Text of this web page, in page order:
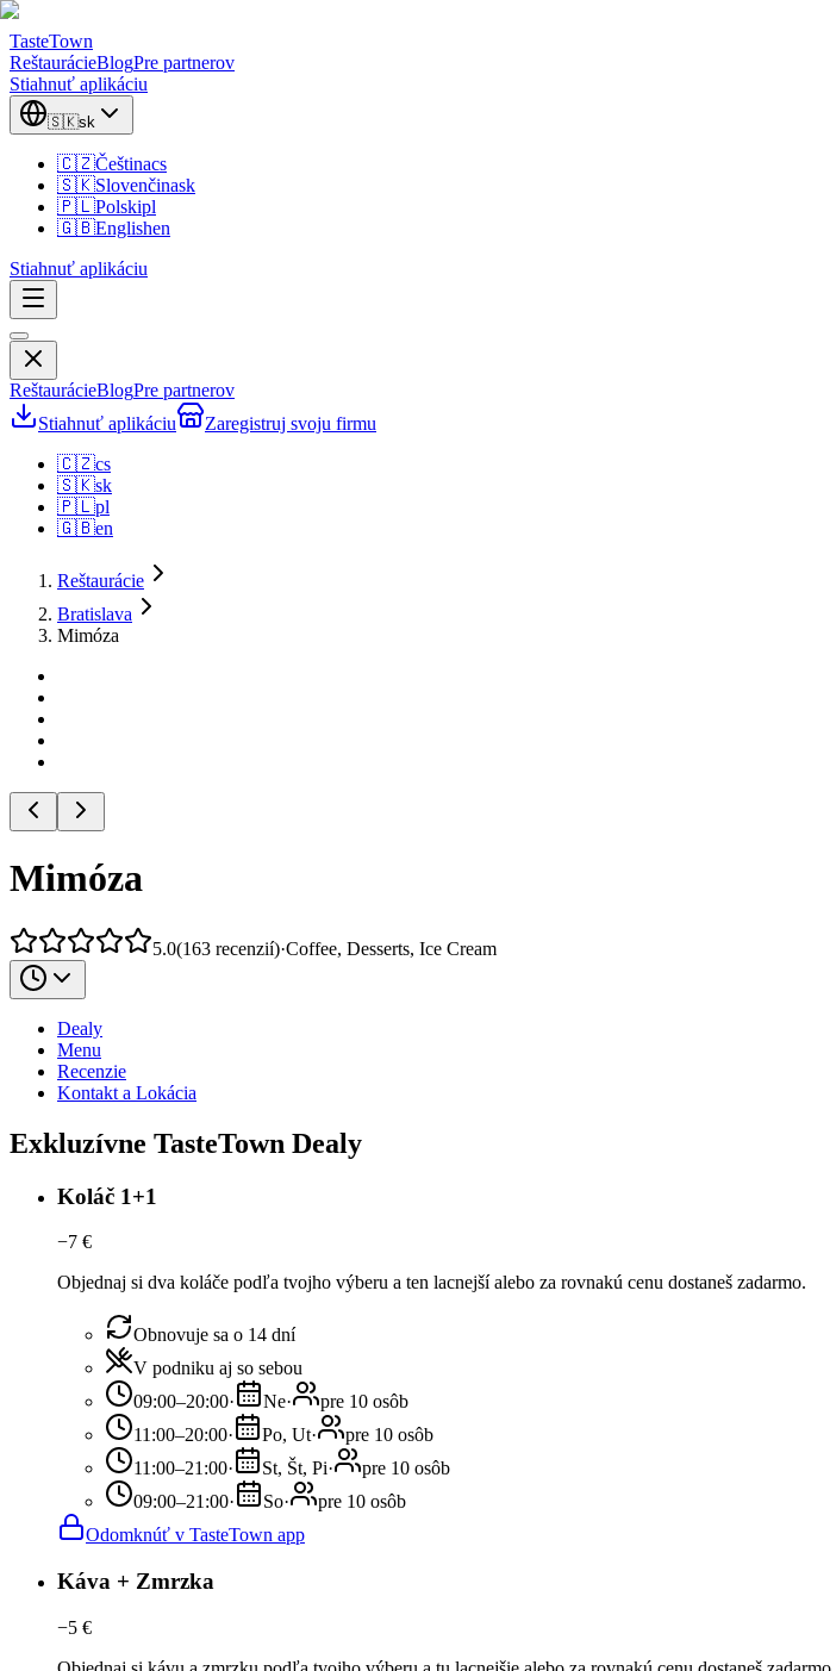
TasteTown
ReštaurácieBlogPre partnerov
Stiahnuť aplikáciu
🇸🇰sk
🇨🇿Češtinacs
🇸🇰Slovenčinask
🇵🇱Polskipl
🇬🇧Englishen
Stiahnuť aplikáciu
ReštaurácieBlogPre partnerov
Stiahnuť aplikáciu
Zaregistruj svoju firmu
🇨🇿cs
🇸🇰sk
🇵🇱pl
🇬🇧en
Reštaurácie
Bratislava
Mimóza
Mimóza
5.0(163 recenzií)·Coffee, Desserts, Ice Cream
Dealy
Menu
Recenzie
Kontakt a Lokácia
Exkluzívne TasteTown Dealy
Koláč 1+1
−7 €
Objednaj si dva koláče podľa tvojho výberu a ten lacnejší alebo za rovnakú cenu dostaneš zadarmo.
Obnovuje sa o 14 dní
V podniku aj so sebou
09:00–20:00· Ne·
pre 10 osôb
11:00–20:00· Po, Ut·
pre 10 osôb
11:00–21:00· St, Št, Pi·
pre 10 osôb
09:00–21:00· So·
pre 10 osôb
Odomknúť v TasteTown app
Káva + Zmrzka
−5 €